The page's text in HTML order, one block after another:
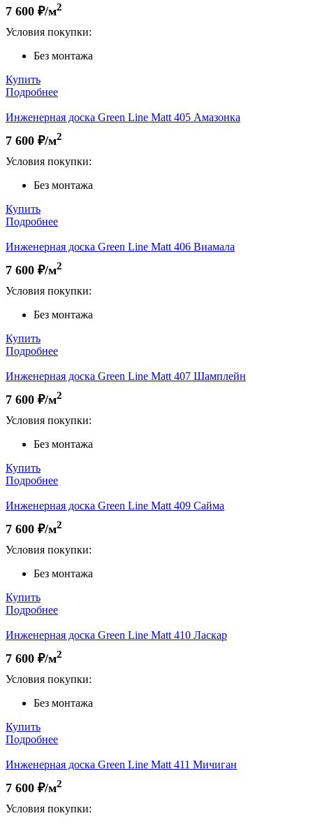
7 600 ₽/м2
Условия покупки:
Без монтажа
Купить
Подробнее
Инженерная доска Green Line Matt 405 Амазонка
7 600 ₽/м2
Условия покупки:
Без монтажа
Купить
Подробнее
Инженерная доска Green Line Matt 406 Виамала
7 600 ₽/м2
Условия покупки:
Без монтажа
Купить
Подробнее
Инженерная доска Green Line Matt 407 Шамплейн
7 600 ₽/м2
Условия покупки:
Без монтажа
Купить
Подробнее
Инженерная доска Green Line Matt 409 Сайма
7 600 ₽/м2
Условия покупки:
Без монтажа
Купить
Подробнее
Инженерная доска Green Line Matt 410 Ласкар
7 600 ₽/м2
Условия покупки:
Без монтажа
Купить
Подробнее
Инженерная доска Green Line Matt 411 Мичиган
7 600 ₽/м2
Условия покупки: